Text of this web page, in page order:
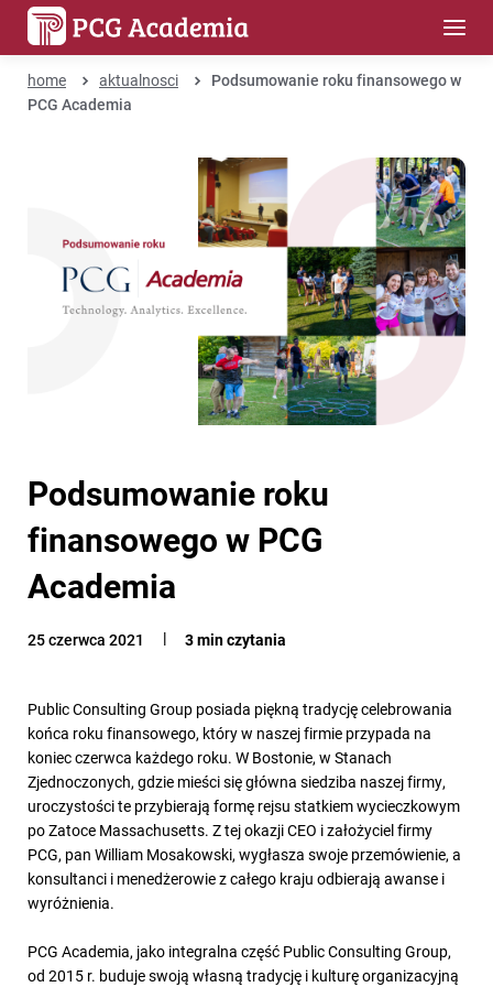
home aktualnosci
Podsumowanie roku finansowego w
PCG Academia
Podsumowanie roku
finansowego w PCG
Academia
25 czerwca 2021 3 min czytania
Public Consulting Group posiada piękną tradycję celebrowania
końca roku finansowego, który w naszej firmie przypada na
koniec czerwca każdego roku. W Bostonie, w Stanach
Zjednoczonych, gdzie mieści się główna siedziba naszej firmy,
uroczystości te przybierają formę rejsu statkiem wycieczkowym
po Zatoce Massachusetts. Z tej okazji CEO i założyciel firmy
PCG, pan William Mosakowski, wygłasza swoje przemówienie, a
konsultanci i menedżerowie z całego kraju odbierają awanse i
wyróżnienia.
PCG Academia, jako integralna część Public Consulting Group,
od 2015 r. buduje swoją własną tradycję i kulturę organizacyjną